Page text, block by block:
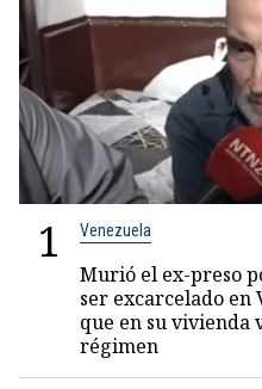
1 Venezuela
Murió el ex-preso
ser excarcelado en
que en su
régimen